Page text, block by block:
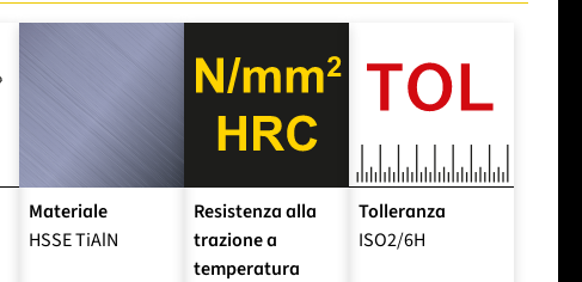
Materiale
HSSE TiAlN
Resistenza alla
trazione a
temperatura
Tolleranza
ISO2/6H